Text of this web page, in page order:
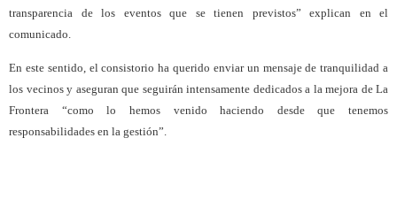
transparencia de los eventos que se tienen previstos” explican en el
comunicado.
En este sentido, el consistorio ha querido enviar un mensaje de tranquilidad a
los vecinos y aseguran que seguirán intensamente dedicados a la mejora de La
Frontera “como lo hemos venido haciendo desde que tenemos
responsabilidades en la gestión”.